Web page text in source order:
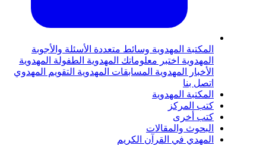
المهدويةوسائط متعددةالأسئلة والأجوبة
اختبر معلوماتك المهدويةالطفولة المهدوية
المهدويةالمسابقات المهدويةالتقويم المهدوي
المهدوية
والمقالات
في القرآن الكريم